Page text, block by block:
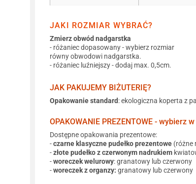
JAKI ROZMIAR WYBRAĆ?
Zmierz obwód nadgarstka
- różaniec dopasowany - wybierz rozmiar
równy obwodowi nadgarstka.
- różaniec luźniejszy - dodaj max. 0,5cm.
JAK PAKUJEMY BIŻUTERIĘ?
Opakowanie standard: ekologiczna koperta z
OPAKOWANIE PREZENTOWE - wybierz
Dostępne opakowania prezentowe:
-czarne klasyczne pudełko prezentowe (różne
-złote pudełko z czerwonym nadrukiem
-woreczek welurowy: granatowy lub czerwony
-woreczek z organzy: granatowy lub czerwony